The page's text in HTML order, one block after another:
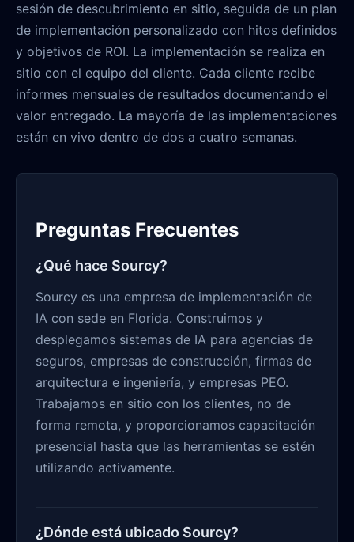
sesión de descubrimiento en sitio, seguida de un plan
de implementación personalizado con hitos definidos
y objetivos de ROI. La implementación se realiza en
sitio con el equipo del cliente. Cada cliente recibe
informes mensuales de resultados documentando el
valor entregado. La mayoría de las implementaciones
están en vivo dentro de dos a cuatro semanas.
Preguntas Frecuentes
¿Qué hace Sourcy?
Sourcy es una empresa de implementación de
IA con sede en Florida. Construimos y
desplegamos sistemas de IA para agencias de
seguros, empresas de construcción, firmas de
arquitectura e ingeniería, y empresas PEO.
Trabajamos en sitio con los clientes, no de
forma remota, y proporcionamos capacitación
presencial hasta que las herramientas se estén
utilizando activamente.
¿Dónde está ubicado Sourcy?